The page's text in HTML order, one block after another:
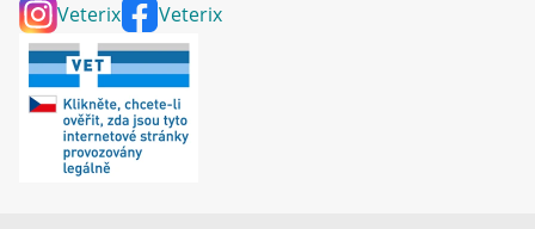
Veterix Veterix